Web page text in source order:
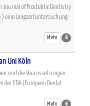
Journal of Prostehtic Dentistry
) eine Langzeituntersuchung
Mehr 6
Uni Köln
und die Voraussetzungen
EDA (European Dental
Mehr 6